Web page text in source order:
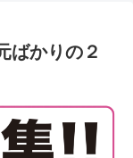
ばかりの２